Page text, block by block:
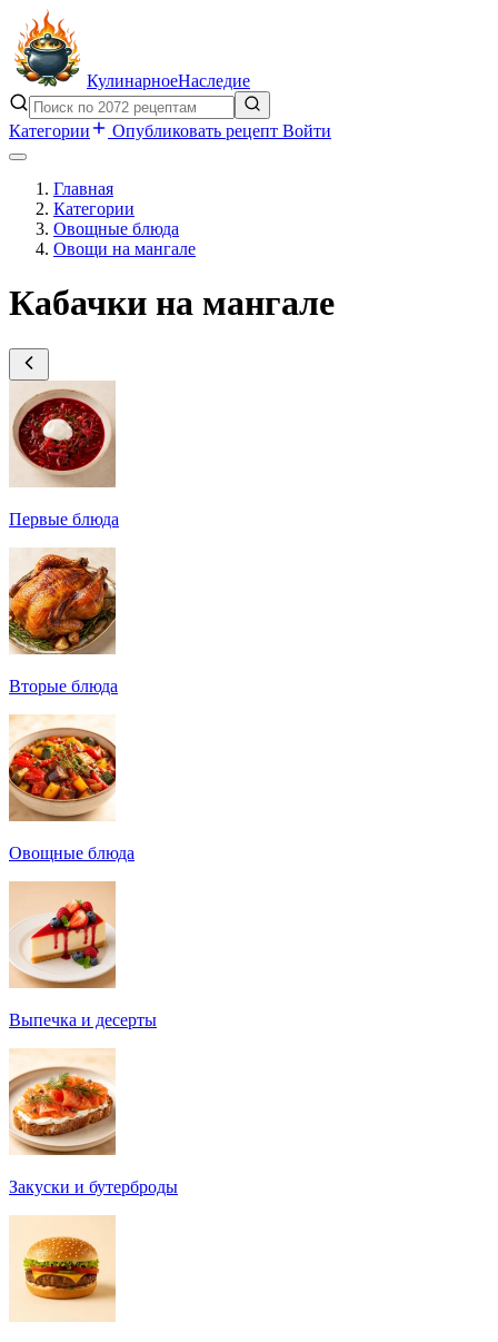
КулинарноеНаследие
Категории Опубликовать рецепт Войти
Главная
Категории
Овощные блюда
Овощи на мангале
Кабачки на мангале
Первые блюда
Вторые блюда
Овощные блюда
Выпечка и десерты
Закуски и бутерброды